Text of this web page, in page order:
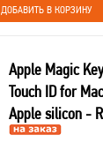
ДОБАВИТЬ В КОРЗИНУ
Apple Magic
Touch ID for
Apple silicon -